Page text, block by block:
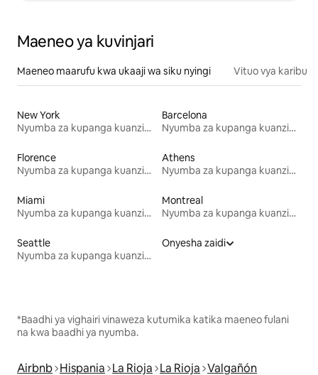
Maeneo ya kuvinjari
Maeneo maarufu kwa ukaaji wa siku nyingi Vituo vya karibu
New York
Nyumba za kupanga kuanzia mwezi mmoja
Barcelona
Nyumba za kupanga kuanzia mwezi mmoja
Florence
Nyumba za kupanga kuanzia mwezi mmoja
Athens
Nyumba za kupanga kuanzia mwezi mmoja
Miami
Nyumba za kupanga kuanzia mwezi mmoja
Montreal
Nyumba za kupanga kuanzia mwezi mmoja
Seattle
Nyumba za kupanga kuanzia mwezi mmoja
Onyesha zaidi
*Baadhi ya vighairi vinaweza kutumika katika maeneo fulani
na kwa baadhi ya nyumba.
Airbnb Hispania La Rioja La Rioja Valgañón